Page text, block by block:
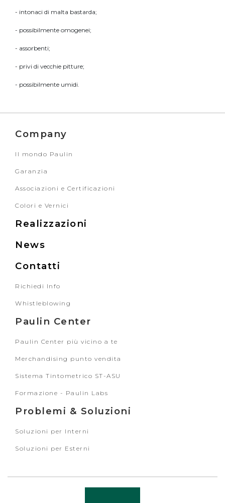
- intonaci di malta bastarda;
- possibilmente omogenei;
- assorbenti;
- privi di vecchie pitture;
- possibilmente umidi.
Company
Il mondo Paulin
Garanzia
Associazioni e Certificazioni
Colori e Vernici
Realizzazioni
News
Contatti
Richiedi Info
Whistleblowing
Paulin Center
Paulin Center più vicino a te
Merchandising punto vendita
Sistema Tintometrico ST-ASU
Formazione - Paulin Labs
Problemi & Soluzioni
Soluzioni per Interni
Soluzioni per Esterni